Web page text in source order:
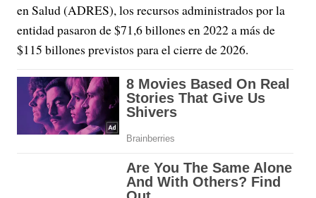
en Salud (ADRES), los recursos administrados por la
entidad pasaron de $71,6 billones en 2022 a más de
$115 billones previstos para el cierre de 2026.